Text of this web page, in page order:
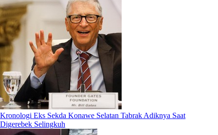
Kronologi Eks Sekda Konawe Selatan Tabrak Adiknya Saat
Digerebek Selingkuh